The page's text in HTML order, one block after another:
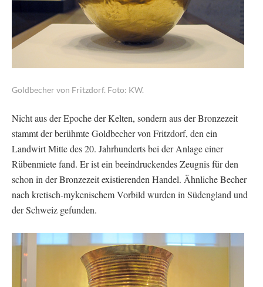
Goldbecher von Fritzdorf. Foto: KW.
Nicht aus der Epoche der Kelten, sondern aus der Bronzezeit
stammt der berühmte Goldbecher von Fritzdorf, den ein
Landwirt Mitte des 20. Jahrhunderts bei der Anlage einer
Rübenmiete fand. Er ist ein beeindruckendes Zeugnis für den
schon in der Bronzezeit existierenden Handel. Ähnliche Becher
nach kretisch-mykenischem Vorbild wurden in Südengland und
der Schweiz gefunden.